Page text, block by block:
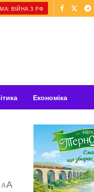
ВІЙНА З РФ
Економіка
AA